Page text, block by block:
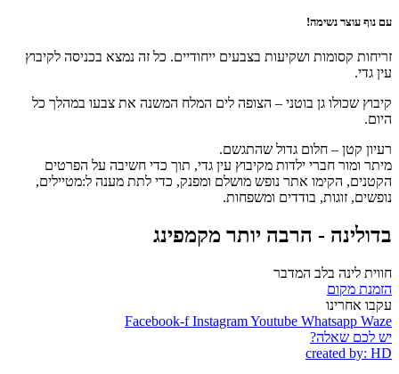
עם נוף עוצר נשימה!
זריחות קסומות ושקיעות בצבעים ייחודיים. כל זה נמצא בכניסה לקיבוץ
עין גדי.
קיבוץ שכולו גן בוטני – הצופה לים המלח המשנה את צבעו במהלך כל
היום.
רעיון קטן – חלום גדול שהתגשם.
מיתר ומור חברי ילדות מקיבוץ עין גדי, תוך כדי חשיבה על הפרטים
הקטנים, הקימו אתר נופש מושלם ומפנק, כדי לתת מענה ל:מטיילים,
נופשים, זוגות, בודדים ומשפחות.
בדולינה - הרבה יותר מקמפינג​
חווית לינה בלב המדבר
הזמנת מקום
עקבו אחרינו
Facebook-f InstagramYoutube Whatsapp Waze
יש לכם שאלה?
created by: HD